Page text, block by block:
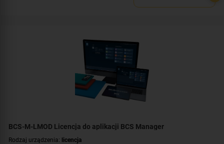
BCS-M-LMOD Licencja do aplikacji BCS Manager
Rodzaj urządzenia: licencja